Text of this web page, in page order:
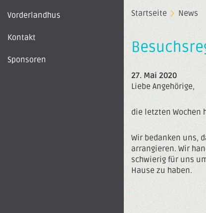
Vorderlandhus
Kontakt
Sponsoren
Startseite News
27. Mai 2020
Liebe Angehörige,
die letzten Wochen
Wir bedanken uns,
arrangieren. Wir
schwierig für uns
Hause zu haben.